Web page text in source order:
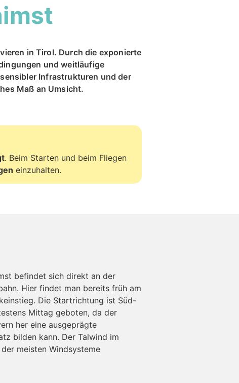
in Tirol. Durch die exponierte
und weitläufige
Infrastrukturen und der
Maß an Umsicht.
. Beim Starten und beim Fliegen
einzuhalten.
befindet sich direkt an der
Hier findet man bereits früh am
Die Startrichtung ist Süd-
Mittag geboten, da der
her eine ausgeprägte
bilden kann. Der Talwind im
meisten Windsysteme